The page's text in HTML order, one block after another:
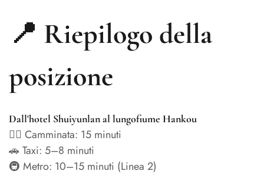
📍 Riepilogo della
posizione
Dall'hotel Shuiyunlan al lungofiume Hankou
🚶‍♂️ Camminata: 15 minuti
🚗 Taxi: 5–8 minuti
🚇 Metro: 10–15 minuti (Linea 2)